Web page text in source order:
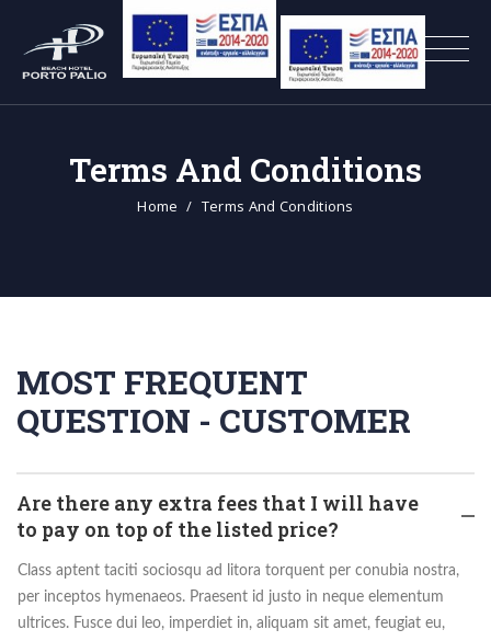
Terms And Conditions
Home Terms And Conditions
MOST FREQUENT
QUESTION - CUSTOMER
Are there any extra fees that I will have
to pay on top of the listed price?
Class aptent taciti sociosqu ad litora torquent per conubia nostra,
per inceptos hymenaeos. Praesent id justo in neque elementum
ultrices. Fusce dui leo, imperdiet in, aliquam sit amet, feugiat eu,